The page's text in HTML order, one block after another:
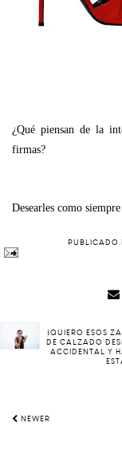
¿Qué piensan de la
firmas?
Desearles como
PUBLICADO
¡QUIERO ESOS
DE CALZADO
ACCIDENTAL Y
NEWER